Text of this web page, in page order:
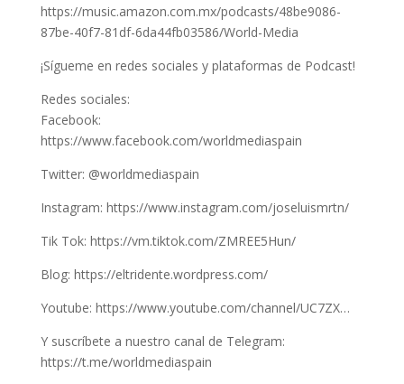
https://music.amazon.com.mx/podcasts/48be9086-
87be-40f7-81df-6da44fb03586/World-Media
¡Sígueme en redes sociales y plataformas de Podcast!
Redes sociales:
Facebook:
https://www.facebook.com/worldmediaspain
Twitter: @worldmediaspain
Instagram: https://www.instagram.com/joseluismrtn/
Tik Tok: https://vm.tiktok.com/ZMREE5Hun/
Blog: https://eltridente.wordpress.com/
Youtube: https://www.youtube.com/channel/UC7ZX…
Y suscríbete a nuestro canal de Telegram:
https://t.me/worldmediaspain